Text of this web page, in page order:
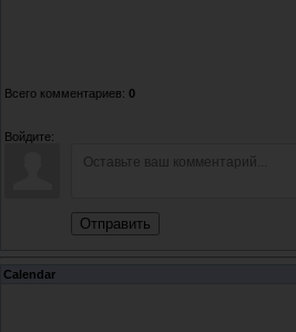
Всего комментариев: 0
Войдите:
Отправить
Calendar